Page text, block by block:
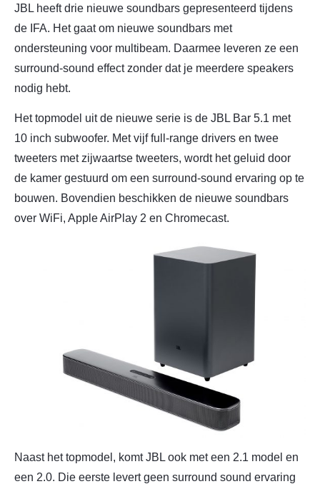
JBL heeft drie nieuwe soundbars gepresenteerd tijdens
de IFA. Het gaat om nieuwe soundbars met
ondersteuning voor multibeam. Daarmee leveren ze een
surround-sound effect zonder dat je meerdere speakers
nodig hebt.
Het topmodel uit de nieuwe serie is de JBL Bar 5.1 met
10 inch subwoofer. Met vijf full-range drivers en twee
tweeters met zijwaartse tweeters, wordt het geluid door
de kamer gestuurd om een surround-sound ervaring op te
bouwen. Bovendien beschikken de nieuwe soundbars
over WiFi, Apple AirPlay 2 en Chromecast.
Naast het topmodel, komt JBL ook met een 2.1 model en
een 2.0. Die eerste levert geen surround sound ervaring